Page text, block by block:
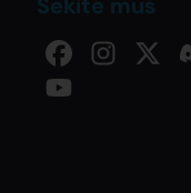
Sekite mus